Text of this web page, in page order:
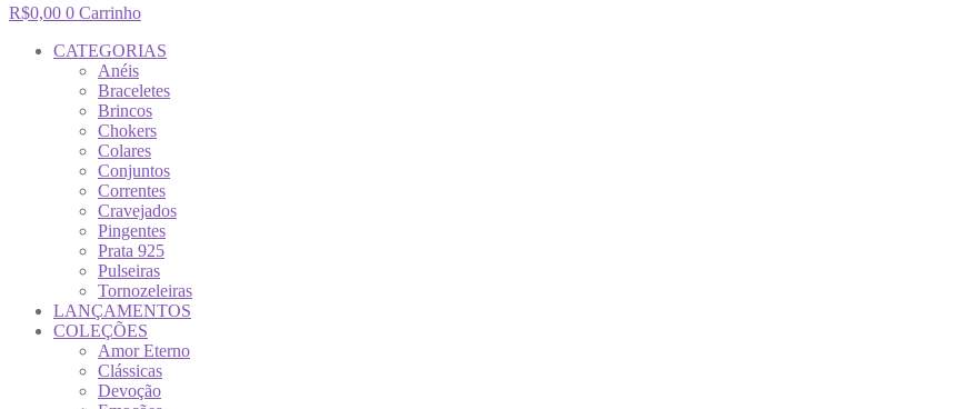
R$0,00 0 Carrinho
CATEGORIAS
Anéis
Braceletes
Brincos
Chokers
Colares
Conjuntos
Correntes
Cravejados
Pingentes
Prata 925
Pulseiras
Tornozeleiras
LANÇAMENTOS
COLEÇÕES
Amor Eterno
Clássicas
Devoção